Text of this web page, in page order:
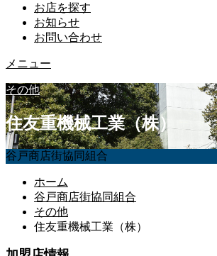
お店を探す
お知らせ
お問い合わせ
メニュー
その他
住友重機械工業（株）
谷戸商店街協同組合
ホーム
谷戸商店街協同組合
その他
住友重機械工業（株）